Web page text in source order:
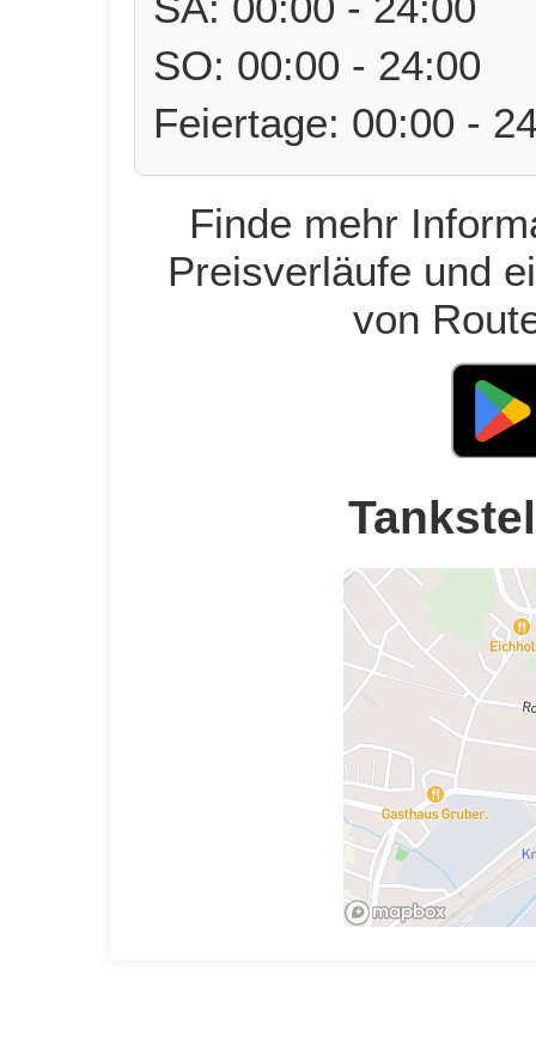
SO: 00:00 - 24:00
Feiertage: 00:00 -
Finde mehr
Preisverläufe und
von